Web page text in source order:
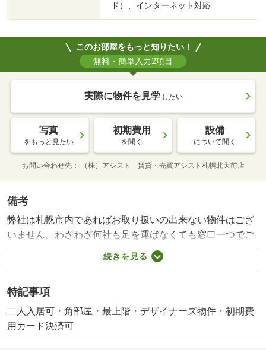
ド）、インターネット対応
このお部屋をもっと知りたい！
無料・簡単入力2項目
実際に物件を見学 したい
写真
をもっと見たい
初期費用
を聞く
設備
について聞く
お問い合わせ先 （株）アシスト 賃貸・売買アシスト札幌北大前店
備考
弊社は札幌市内であればお取り扱いの出来ない物件はござ
いません。わざわざ何社も足を運ばなくても窓口一つでご
案内フットワークが軽いスタッフが皆様のご来店、笑顔で
お待ちしております。・賃貸保証等：加入要（要確認）・
「総合仲介」と言う形で営業しておりますので他社様の掲
載物件も全てご紹介可能。ネットをご覧になられて気にな
る物件は全てまとめてお調べさせて頂きます！・バイク置
続きを見る
特記事項
二人入居可・角部屋・最上階・デザイナーズ物件・初期費
用カード決済可